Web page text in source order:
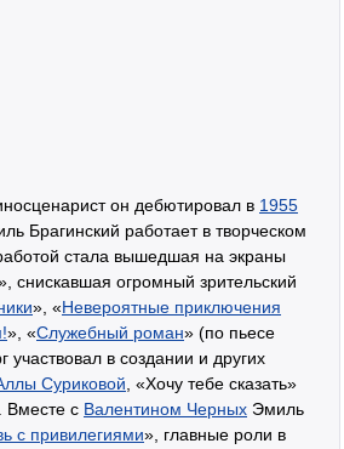
он дебютировал в 1955
Брагинский работает в творческом
стала вышедшая на экраны
снискавшая огромный зрительский
», «Невероятные приключения
», «Служебный роман» (по пьесе
в создании и других
Суриковой , «Хочу тебе сказать»
. Вместе с Валентином Черных Эмиль
с привилегиями», главные роли в